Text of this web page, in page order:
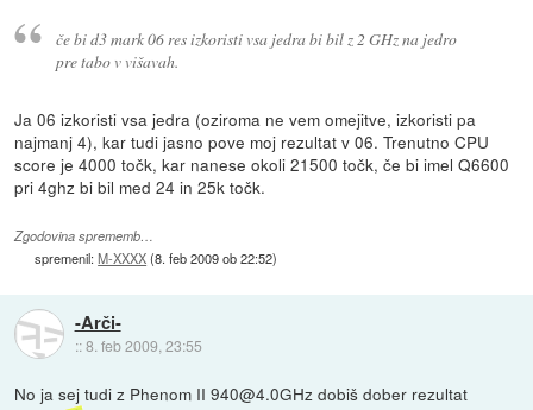
če bi d3 mark 06 res izkoristi vsa jedra bi bil z 2 GHz na jedro
pre tabo v višavah.
Ja 06 izkoristi vsa jedra (oziroma ne vem omejitve, izkoristi pa
najmanj 4), kar tudi jasno pove moj rezultat v 06. Trenutno CPU
score je 4000 točk, kar nanese okoli 21500 točk, če bi imel Q6600
pri 4ghz bi bil med 24 in 25k točk.
Zgodovina sprememb…
spremenil:M-XXXX(8. feb 2009 ob 22:52)
-Arči-
::8. feb 2009, 23:55
No ja sej tudi z Phenom II 940@4.0GHz dobiš dober rezultat